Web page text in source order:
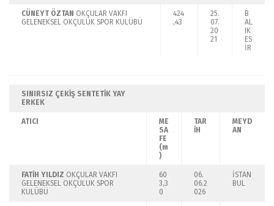
CÜNEYT ÖZTAN OKÇULAR VAKFI
GELENEKSEL OKÇULUK SPOR KULÜBÜ
424
,43
25.
07.
20
21
B
AL
IK
ES
İR
SINIRSIZ ÇEKİŞ SENTETİK YAY
ERKEK
ATICI
ME
SA
FE
(m
)
TAR
İH
MEYD
AN
FATİH YILDIZ OKÇULAR VAKFI
GELENEKSEL OKÇULUK SPOR
KULÜBÜ
60
3,3
0
06.
06.2
026
İSTAN
BUL